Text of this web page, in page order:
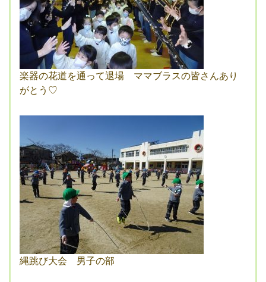
楽器の花道を通って退場 ママブラスの皆さんあり
がとう♡
縄跳び大会 男子の部